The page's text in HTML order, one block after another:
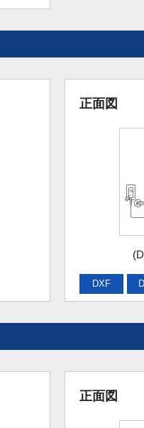
正面図
DXF
正面図